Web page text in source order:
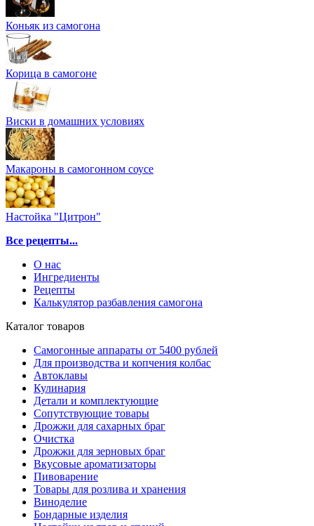
Коньяк из самогона
Корица в самогоне
Виски в домашних условиях
Макароны в самогонном соусе
Настойка "Цитрон"
Все рецепты...
О нас
Ингредиенты
Рецепты
Калькулятор разбавления самогона
Каталог товаров
Самогонные аппараты от 5400 рублей
Для производства и копчения колбас
Автоклавы
Кулинария
Детали и комплектующие
Сопутствующие товары
Дрожжи для сахарных браг
Очистка
Дрожжи для зерновых браг
Вкусовые ароматизаторы
Пивоварение
Товары для розлива и хранения
Виноделие
Бондарные изделия